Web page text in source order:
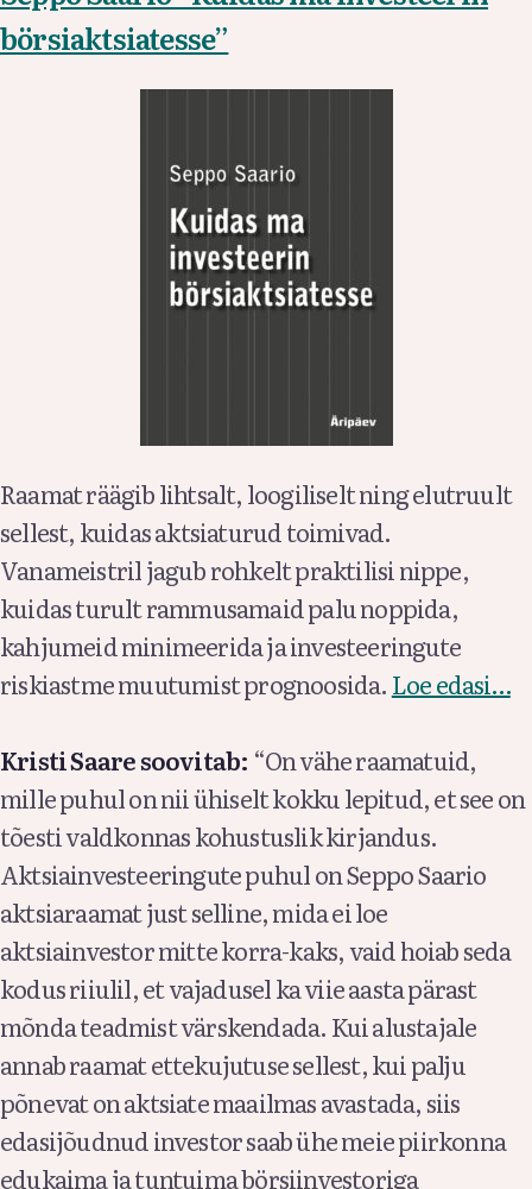
börsiaktsiatesse”
Raamat räägib lihtsalt, loogiliselt ning elutruult
sellest, kuidas aktsiaturud toimivad.
Vanameistril jagub rohkelt praktilisi nippe,
kuidas turult rammusamaid palu noppida,
kahjumeid minimeerida ja investeeringute
riskiastme muutumist prognoosida. Loe edasi…
Kristi Saare soovitab: “On vähe raamatuid,
mille puhul on nii ühiselt kokku lepitud, et see on
tõesti valdkonnas kohustuslik kirjandus.
Aktsiainvesteeringute puhul on Seppo Saario
aktsiaraamat just selline, mida ei loe
aktsiainvestor mitte korra-kaks, vaid hoiab seda
kodus riiulil, et vajadusel ka viie aasta pärast
mõnda teadmist värskendada. Kui alustajale
annab raamat ettekujutuse sellest, kui palju
põnevat on aktsiate maailmas avastada, siis
edasijõudnud investor saab ühe meie piirkonna
edukaima ja tuntuima börsiinvestoriga